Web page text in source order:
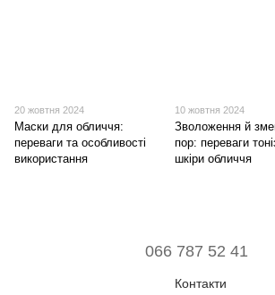
20 жовтня 2024
Маски для обличчя:
переваги та особливості
використання
10 жовтня 2024
Зволоження й
пор: переваги
шкіри обличчя
066 787 52 41
Контакти